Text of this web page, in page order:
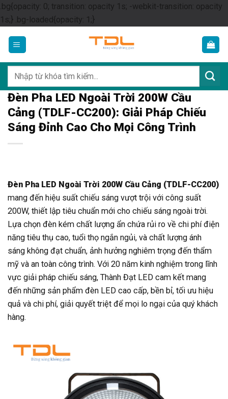
.bg{opacity: 0; transition: opacity 1s; -webkit-transition: opacity
1s;} .bg-loaded{opacity: 1;}Skip
content
kiếm:
Đèn Pha LED Ngoài Trời 200W Cầu
Cảng (TDLF-CC200): Giải Pháp Chiếu
Sáng Đỉnh Cao Cho Mọi Công Trình
Đèn Pha LED Ngoài Trời 200W Cầu Cảng (TDLF-CC200)
mang đến hiệu suất chiếu sáng vượt trội với công suất
200W, thiết lập tiêu chuẩn mới cho chiếu sáng ngoài trời.
Lựa chọn đèn kém chất lượng ẩn chứa rủi ro về chi phí điện
năng tiêu thụ cao, tuổi thọ ngắn ngủi, và chất lượng ánh
sáng không đạt chuẩn, ảnh hưởng nghiêm trọng đến thẩm
mỹ và an toàn công trình. Với 20 năm kinh nghiệm trong lĩnh
vực giải pháp chiếu sáng, Thành Đạt LED cam kết mang
đến những sản phẩm đèn LED cao cấp, bền bỉ, tối ưu hiệu
quả và chi phí, giải quyết triệt để mọi lo ngại của quý khách
hàng.